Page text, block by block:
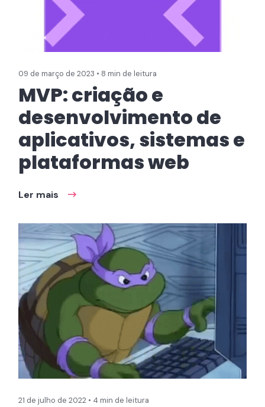
09 de março de 2023 • 8 min de leitura
MVP: criação e
desenvolvimento de
aplicativos, sistemas e
plataformas web
Ler mais
21 de julho de 2022 • 4 min de leitura